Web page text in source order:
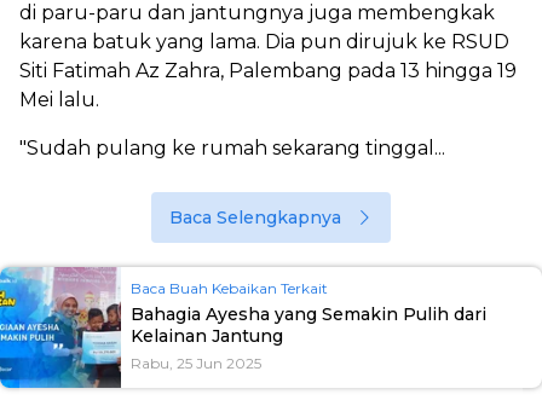
di paru-paru dan jantungnya juga membengkak
karena batuk yang lama. Dia pun dirujuk ke RSUD
Siti Fatimah Az Zahra, Palembang pada 13 hingga 19
Mei lalu.
"Sudah pulang ke rumah sekarang tinggal...
Baca Selengkapnya
Baca Buah Kebaikan Terkait
Bahagia Ayesha yang Semakin Pulih dari
Kelainan Jantung
Rabu, 25 Jun 2025